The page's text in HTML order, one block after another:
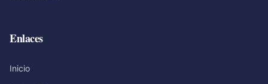
Enlaces
Inicio